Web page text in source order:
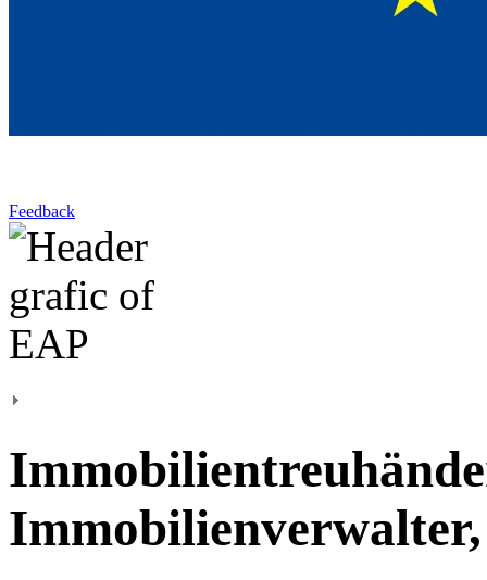
Feedback